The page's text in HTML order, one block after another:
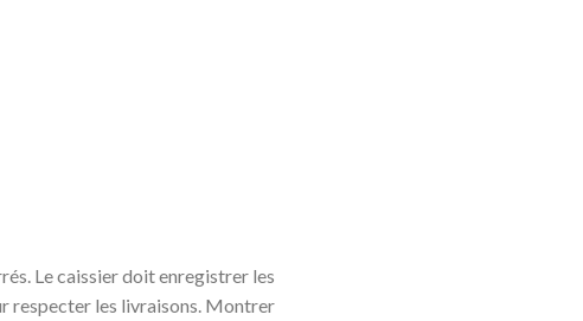
Le caissier doit enregistrer les
respecter les livraisons. Montrer